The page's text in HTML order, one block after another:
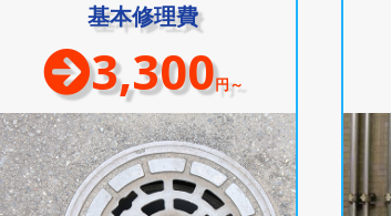
基本修理費
3,300円～